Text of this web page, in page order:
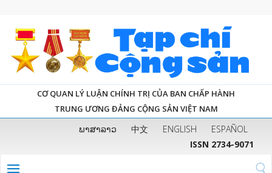
CƠ QUAN LÝ LUẬN CHÍNH TRỊ CỦA BAN CHẤP HÀNH
TRUNG ƯƠNG ĐẢNG CỘNG SẢN VIỆT NAM
ພາສາລາວ 中文 ENGLISH
ESPAÑOL
ISSN 2734-9071